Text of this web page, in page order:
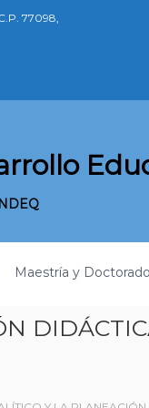
77098,
Maestría y Doctorado